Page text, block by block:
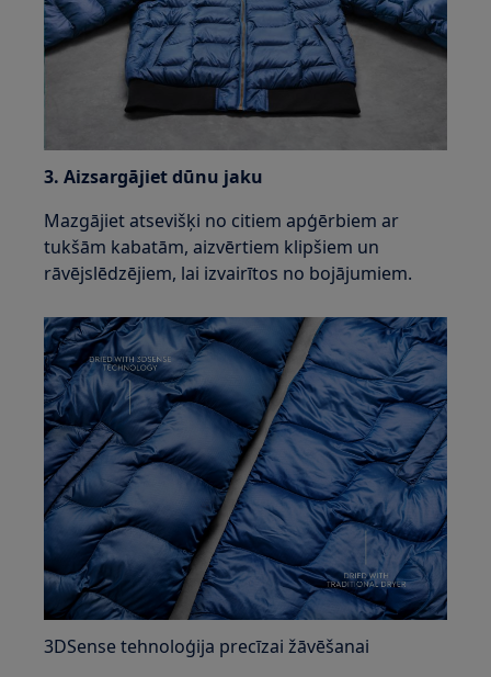
3. Aizsargājiet dūnu jaku
Mazgājiet atsevišķi no citiem apģērbiem ar
tukšām kabatām, aizvērtiem klipšiem un
rāvējslēdzējiem, lai izvairītos no bojājumiem.
3DSense tehnoloģija precīzai žāvēšanai